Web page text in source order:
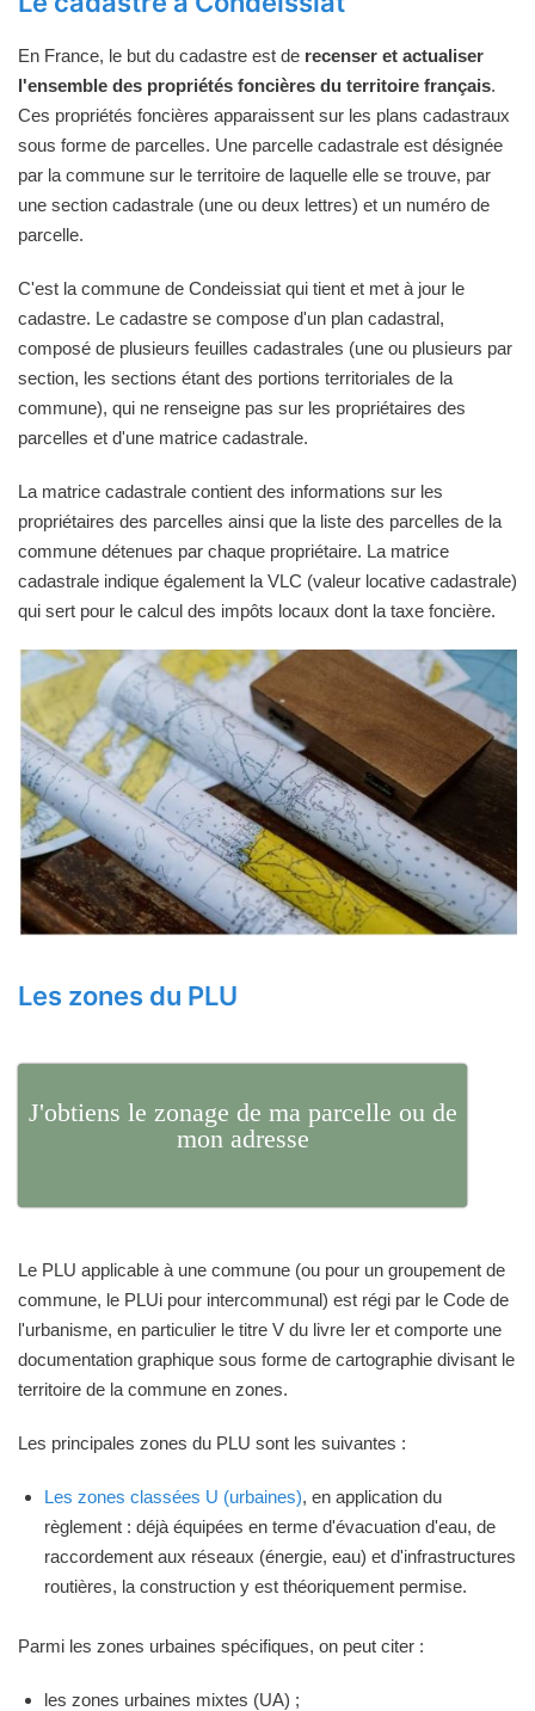
En France, le but du cadastre est de recenser et actualiser
l'ensemble des propriétés foncières du territoire français.
Ces propriétés foncières apparaissent sur les plans cadastraux
sous forme de parcelles. Une parcelle cadastrale est désignée
par la commune sur le territoire de laquelle elle se trouve, par
une section cadastrale (une ou deux lettres) et un numéro de
parcelle.
C'est la commune de Condeissiat qui tient et met à jour le
cadastre. Le cadastre se compose d'un plan cadastral,
composé de plusieurs feuilles cadastrales (une ou plusieurs par
section, les sections étant des portions territoriales de la
commune), qui ne renseigne pas sur les propriétaires des
parcelles et d'une matrice cadastrale.
La matrice cadastrale contient des informations sur les
propriétaires des parcelles ainsi que la liste des parcelles de la
commune détenues par chaque propriétaire. La matrice
cadastrale indique également la VLC (valeur locative cadastrale)
qui sert pour le calcul des impôts locaux dont la taxe foncière.
Les zones du PLU
J'obtiens le zonage de ma parcelle ou de
mon adresse
Le PLU applicable à une commune (ou pour un groupement de
commune, le PLUi pour intercommunal) est régi par le Code de
l'urbanisme, en particulier le titre V du livre Ier et comporte une
documentation graphique sous forme de cartographie divisant le
territoire de la commune en zones.
Les principales zones du PLU sont les suivantes :
Les zones classées U (urbaines), en application du
règlement : déjà équipées en terme d'évacuation d'eau, de
raccordement aux réseaux (énergie, eau) et d'infrastructures
routières, la construction y est théoriquement permise.
Parmi les zones urbaines spécifiques, on peut citer :
les zones urbaines mixtes (UA) ;